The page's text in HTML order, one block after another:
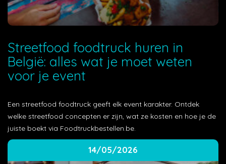
Streetfood foodtruck huren in
België: alles wat je moet weten
voor je event
Een streetfood foodtruck geeft elk event karakter. Ontdek
welke streetfood concepten er zijn, wat ze kosten en hoe je de
juiste boekt via Foodtruckbestellen.be.
14/05/2026